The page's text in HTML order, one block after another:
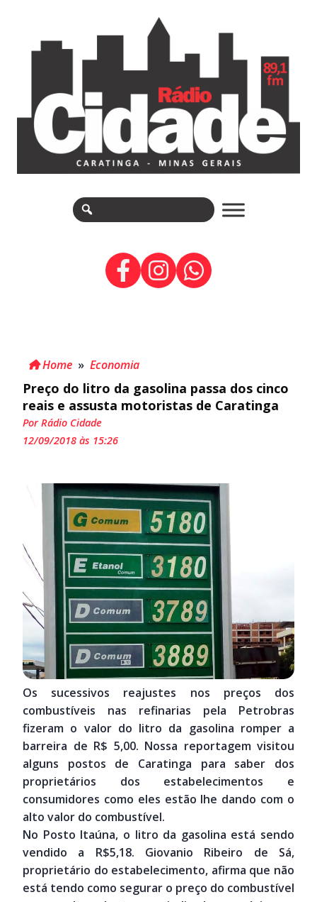
Home » Economia
Preço do litro da gasolina passa dos cinco
reais e assusta motoristas de Caratinga
Por Rádio Cidade
12/09/2018 às 15:26
Os sucessivos reajustes nos preços dos
combustíveis nas refinarias pela Petrobras
fizeram o valor do litro da gasolina romper a
barreira de R$ 5,00. Nossa reportagem visitou
alguns postos de Caratinga para saber dos
proprietários dos estabelecimentos e
consumidores como eles estão lhe dando com o
alto valor do combustível.
No Posto Itaúna, o litro da gasolina está sendo
vendido a R$5,18. Giovanio Ribeiro de Sá,
proprietário do estabelecimento, afirma que não
está tendo como segurar o preço do combustível